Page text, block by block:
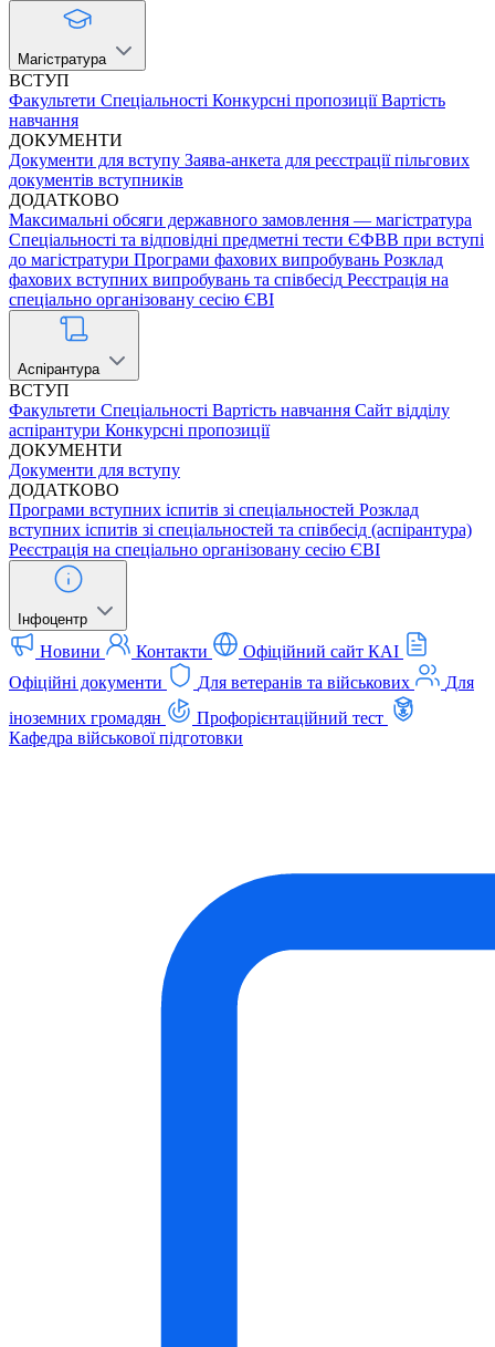
Магістратура
ВСТУП
Факультети Спеціальності Конкурсні пропозиції Вартість
навчання
ДОКУМЕНТИ
Документи для вступу Заява-анкета для реєстрації пільгових
документів вступників
ДОДАТКОВО
Максимальні обсяги державного замовлення — магістратура
Спеціальності та відповідні предметні тести ЄФВВ при вступі
до магістратури Програми фахових випробувань Розклад
фахових вступних випробувань та співбесід Реєстрація на
спеціально організовану сесію ЄВІ
Аспірантура
ВСТУП
Факультети Спеціальності Вартість навчання Сайт відділу
аспірантури Конкурсні пропозиції
ДОКУМЕНТИ
Документи для вступу
ДОДАТКОВО
Програми вступних іспитів зі спеціальностей Розклад
вступних іспитів зі спеціальностей та співбесід (аспірантура)
Реєстрація на спеціально організовану сесію ЄВІ
Інфоцентр
Новини Контакти
Офіційний сайт КАІ
Офіційні документи
Для ветеранів та військових
Для
іноземних громадян
Профорієнтаційний тест
Кафедра військової підготовки